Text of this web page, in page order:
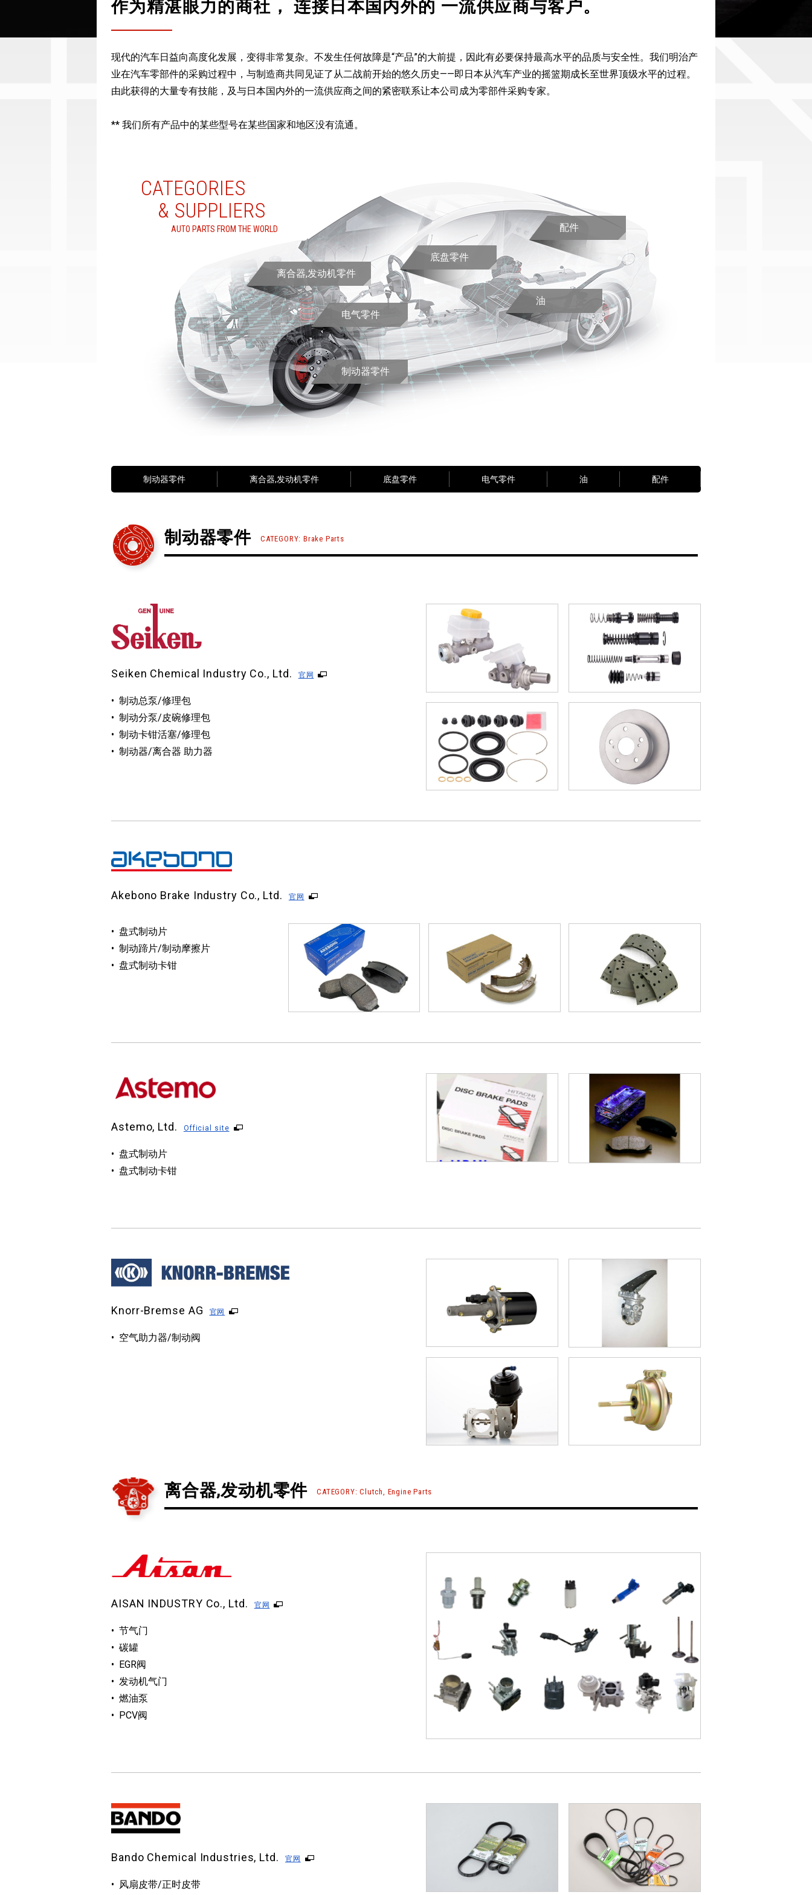
作为精湛眼力的商社， 连接日本国内外的 一流供应商与客户。
现代的汽车日益向高度化发展，变得非常复杂。不发生任何故障是“产品”的大前提，因此有必要保持最高水平的品质与安全性。我们明治产
业在汽车零部件的采购过程中，与制造商共同见证了从二战前开始的悠久历史——即日本从汽车产业的摇篮期成长至世界顶级水平的过程。
由此获得的大量专有技能，及与日本国内外的一流供应商之间的紧密联系让本公司成为零部件采购专家。
** 我们所有产品中的某些型号在某些国家和地区没有流通。
制动器零件
离合器,发动机零件
底盘零件
电气零件
油
配件
CATEGORIES
& SUPPLIERS
AUTO PARTS FROM THE WORLD
制动器零件 离合器,发动机零件 底盘零件 电气零件 油 配件
制动器零件 CATEGORY: Brake Parts
Seiken Chemical Industry Co., Ltd. 官网
制动总泵/修理包
制动分泵/皮碗修理包
制动卡钳活塞/修理包
制动器/离合器 助力器
Akebono Brake Industry Co., Ltd. 官网
盘式制动片
制动蹄片/制动摩擦片
盘式制动卡钳
Astemo, Ltd. Official site
盘式制动片
盘式制动卡钳
Knorr-Bremse AG 官网
空气助力器/制动阀
离合器,发动机零件 CATEGORY: Clutch, Engine Parts
AISAN INDUSTRY Co., Ltd. 官网
节气门
碳罐
EGR阀
发动机气门
燃油泵
PCV阀
Bando Chemical Industries, Ltd. 官网
风扇皮带/正时皮带